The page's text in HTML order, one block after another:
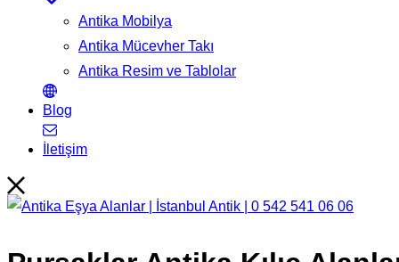
Antika Mobilya
Antika Mücevher Takı
Antika Resim ve Tablolar
Blog
İletişim